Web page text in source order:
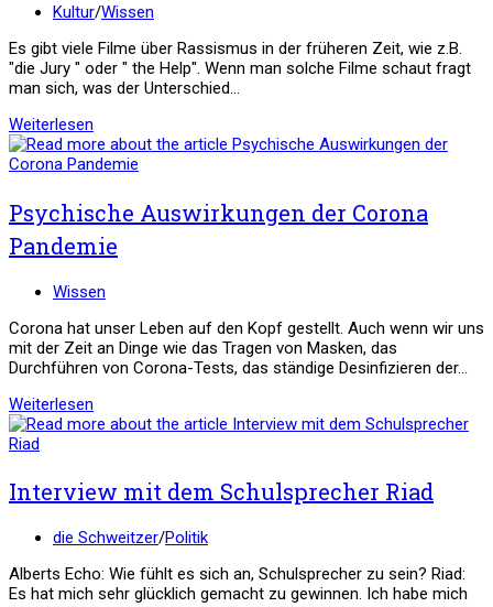
Beitrags-
Kultur/Wissen
Es gibt viele Filme über Rassismus in der früheren Zeit, wie z.B.
"die Jury " oder " the Help". Wenn man solche Filme schaut fragt
man sich, was der Unterschied…
Weiterlesen
sind
alle
Psychische Auswirkungen der Corona
Pandemie
Beitrags-
Wissen
Corona hat unser Leben auf den Kopf gestellt. Auch wenn wir uns
mit der Zeit an Dinge wie das Tragen von Masken, das
Durchführen von Corona-Tests, das ständige Desinfizieren der…
Weiterlesen
Auswirkungen
Pandemie
Interview mit dem Schulsprecher Riad
Beitrags-
die Schweitzer/Politik
Alberts Echo: Wie fühlt es sich an, Schulsprecher zu sein? Riad:
Es hat mich sehr glücklich gemacht zu gewinnen. Ich habe mich